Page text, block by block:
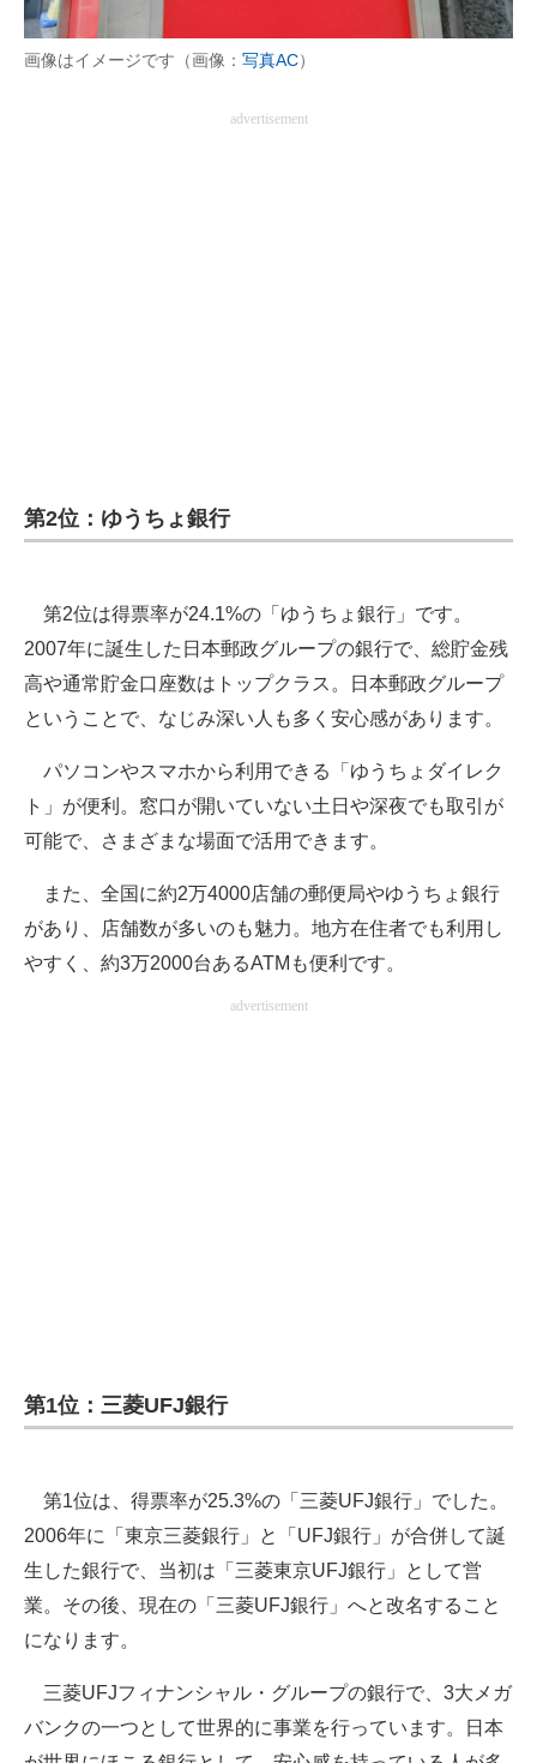
画像はイメージです（画像： 写真AC）
advertisement
第2位：ゆうちょ銀行
第2位は得票率が24.1%の「ゆうちょ銀行」です。
2007年に誕生した日本郵政グループの銀行で、総貯金残
高や通常貯金口座数はトップクラス。日本郵政グループ
ということで、なじみ深い人も多く安心感があります。
パソコンやスマホから利用できる「ゆうちょダイレク
ト」が便利。窓口が開いていない土日や深夜でも取引が
可能で、さまざまな場面で活用できます。
また、全国に約2万4000店舗の郵便局やゆうちょ銀行
があり、店舗数が多いのも魅力。地方在住者でも利用し
やすく、約3万2000台あるATMも便利です。
advertisement
第1位：三菱UFJ銀行
第1位は、得票率が25.3%の「三菱UFJ銀行」でした。
2006年に「東京三菱銀行」と「UFJ銀行」が合併して誕
生した銀行で、当初は「三菱東京UFJ銀行」として営
業。その後、現在の「三菱UFJ銀行」へと改名すること
になります。
三菱UFJフィナンシャル・グループの銀行で、3大メガ
バンクの一つとして世界的に事業を行っています。日本